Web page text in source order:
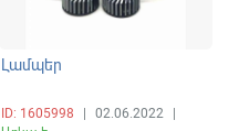
Լամպեր
ID: 1605998 02.06.2022